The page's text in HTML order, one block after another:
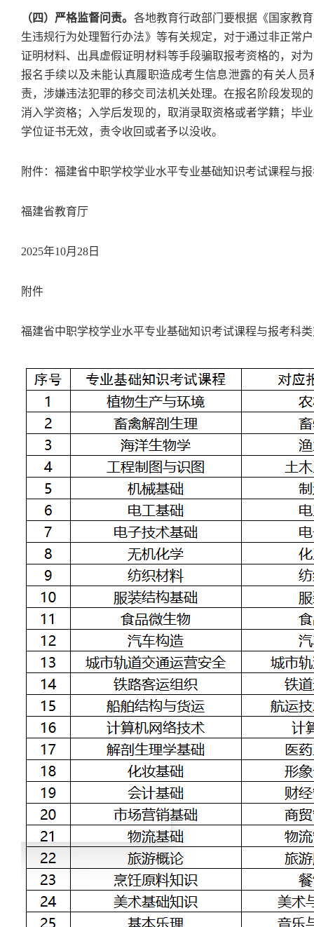
（四） 严格监督问责。 各地教育行政部门要根据《国家教
生违规行为处理暂行办法》等有关规定，对于通过非正常
证明材料、出具虚假证明材料等手段骗取报考资格的，对
报名手续以及未能认真履职造成考生信息泄露的有关人
责，涉嫌违法犯罪的移交司法机关处理。在报名阶段发现
消入学资格；入学后发现的，取消录取资格或者学籍；毕
学位证书无效，责令收回或者予以没收。
附件：福建省中职学校学业水平专业基础知识考试课程与
福建省教育厅
2025年10月28日
附件
福建省中职学校学业水平专业基础知识考试课程与报考科